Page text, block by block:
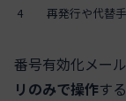
4
再発行や代替
番号有効化メー
リのみで操作す